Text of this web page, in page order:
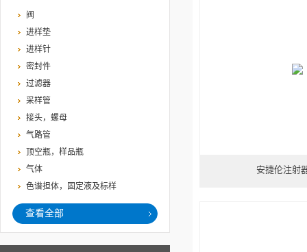
阀
进样垫
进样针
密封件
过滤器
采样管
接头，螺母
气路管
顶空瓶，样品瓶
气体
色谱担体，固定液及标样
查看全部
安捷伦注射